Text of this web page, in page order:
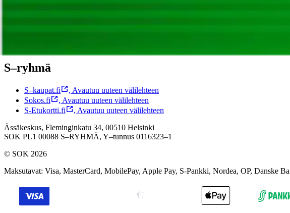
S–ryhmä
S–kaupat.fi , Avautuu uuteen välilehteen
Sokos.fi
, Avautuu uuteen välilehteen
S-Etukortti.fi
, Avautuu uuteen välilehteen
Ässäkeskus, Fleminginkatu 34, 00510 Helsinki
SOK PL1 00088 S–RYHMÄ, Y–tunnus 0116323–1
© SOK 2026
Maksutavat: Visa, MasterCard, MobilePay, Apple Pay, S-Pankki, Nordea, OP, Danske